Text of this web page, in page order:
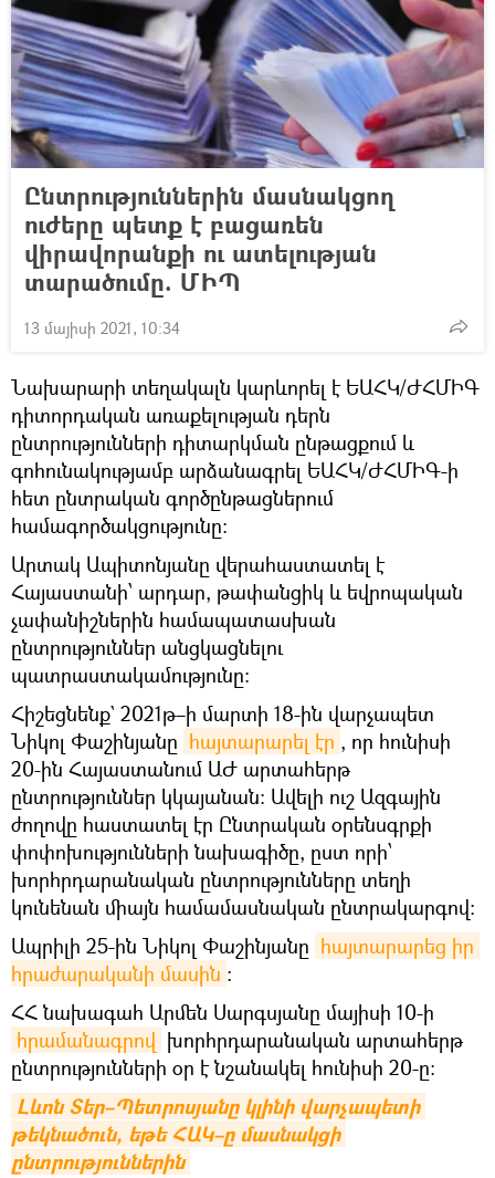
Ընտրություններին մասնակցող
ուժերը պետք է բացառեն
վիրավորանքի ու ատելության
տարածումը. ՄԻՊ
13 մայիսի 2021, 10:34
Նախարարի տեղակալն կարևորել է ԵԱՀԿ/ԺՀՄԻԳ
դիտորդական առաքելության դերն
ընտրությունների դիտարկման ընթացքում և
գոհունակությամբ արձանագրել ԵԱՀԿ/ԺՀՄԻԳ-ի
հետ ընտրական գործընթացներում
համագործակցությունը։
Արտակ Ապիտոնյանը վերահաստատել է
Հայաստանի՝ արդար, թափանցիկ և եվրոպական
չափանիշներին համապատասխան
ընտրություններ անցկացնելու
պատրաստակամությունը։
Հիշեցնենք` 2021թ–ի մարտի 18-ին վարչապետ
Նիկոլ Փաշինյանը հայտարարել էր , որ հունիսի
20-ին Հայաստանում ԱԺ արտահերթ
ընտրություններ կկայանան: Ավելի ուշ Ազգային
ժողովը հաստատել էր Ընտրական օրենսգրքի
փոփոխությունների նախագիծը, ըստ որի՝
խորհրդարանական ընտրությունները տեղի
կունենան միայն համամասնական ընտրակարգով։
Ապրիլի 25-ին Նիկոլ Փաշինյանը հայտարարեց իր
հրաժարականի մասին ։
ՀՀ նախագահ Արմեն Սարգսյանը մայիսի 10-ի
հրամանագրով խորհրդարանական արտահերթ
ընտրությունների օր է նշանակել հունիսի 20-ը։
Լևոն Տեր–Պետրոսյանը կլինի վարչապետի
թեկնածուն, եթե ՀԱԿ–ը մասնակցի
ընտրություններին